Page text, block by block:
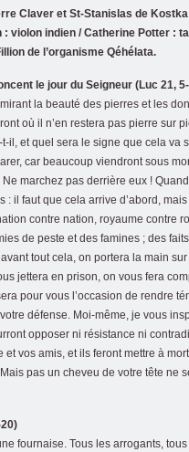
Claver et St-Stanislas de
violon indien / Catherine Potter :
de l’organisme Qéhélata.
le jour du Seigneur (Luc 21,
la beauté des pierres et les
où il n’en restera pas pierre sur
il, et quel sera le signe que cela va
car beaucoup viendront sous
Ne marchez pas derrière eux !
il faut que cela arrive d’abord,
contre nation, royaume contre
de peste et des famines ; des
tout cela, on portera la main sur
jettera en prison, on vous fera
pour vous l’occasion de rendre
défense. Moi-même, je vous
opposer ni résistance ni
vos amis, et ils feront mettre à
pas un cheveu de votre tête ne
fournaise. Tous les arrogants,